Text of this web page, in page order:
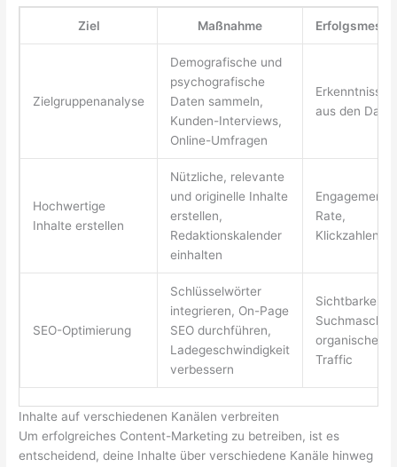
Ziel Maßnahme
Zielgruppenanalyse
Demografische und
psychografische
Daten sammeln,
Kunden-Interviews,
Online-Umfragen
Erkenntnisse
aus den
Hochwertige
Inhalte erstellen
Nützliche, relevante
und originelle Inhalte
erstellen,
Redaktionskalender
einhalten
Engagement-
Rate,
Klickzahlen
SEO-Optimierung
Schlüsselwörter
integrieren, On-Page
SEO durchführen,
Ladegeschwindigkeit
verbessern
Sichtbarkeit in
organischer
Traffic
Inhalte auf verschiedenen Kanälen verbreiten
Um erfolgreiches Content-Marketing zu betreiben, ist es
entscheidend, deine Inhalte über verschiedene Kanäle hinweg